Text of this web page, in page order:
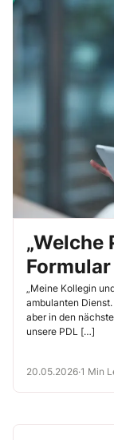
„Welche
„Meine Kollegin
ambulanten
aber in den
unsere PDL […]
20.05.2026·1 Min